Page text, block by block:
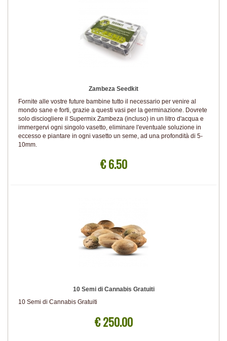
Zambeza Seedkit
Fornite alle vostre future bambine tutto il necessario per venire al
mondo sane e forti, grazie a questi vasi per la germinazione. Dovrete
solo disciogliere il Supermix Zambeza (incluso) in un litro d'acqua e
immergervi ogni singolo vasetto, eliminare l'eventuale soluzione in
eccesso e piantare in ogni vasetto un seme, ad una profondità di 5-
10mm.
€ 6.50
10 Semi di Cannabis Gratuiti
10 Semi di Cannabis Gratuiti
€ 250.00